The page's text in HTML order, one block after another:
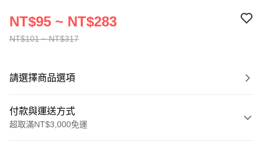
NT$101 ~ NT$317
NT$95 ~ NT$283
請選擇商品選項
付款與運送方式
超取滿NT$3,000免運